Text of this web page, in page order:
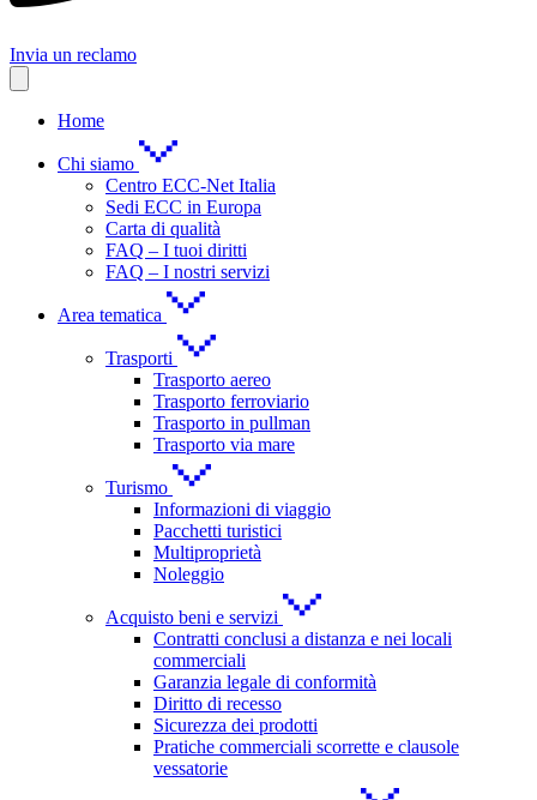
Invia un reclamo
Home
Chi siamo
Centro ECC-Net Italia
Sedi ECC in Europa
Carta di qualità
FAQ – I tuoi diritti
FAQ – I nostri servizi
Area tematica
Trasporti
Trasporto aereo
Trasporto ferroviario
Trasporto in pullman
Trasporto via mare
Turismo
Informazioni di viaggio
Pacchetti turistici
Multiproprietà
Noleggio
Acquisto beni e servizi
Contratti conclusi a distanza e nei locali
commerciali
Garanzia legale di conformità
Diritto di recesso
Sicurezza dei prodotti
Pratiche commerciali scorrette e clausole
vessatorie